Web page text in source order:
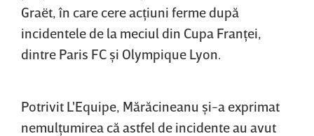
Graët, în care cere acţiuni ferme după
incidentele de la meciul din Cupa Franţei,
dintre Paris FC şi Olympique Lyon.
Potrivit L'Equipe, Mărăcineanu şi-a exprimat
nemulţumirea că astfel de incidente au avut